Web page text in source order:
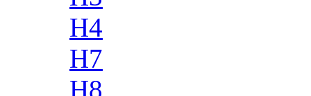
H4
H7
H8